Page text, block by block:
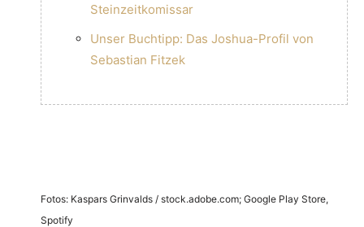
Steinzeitkomissar
Unser Buchtipp: Das Joshua-Profil von
Sebastian Fitzek
Fotos: Kaspars Grinvalds / stock.adobe.com; Google Play Store,
Spotify